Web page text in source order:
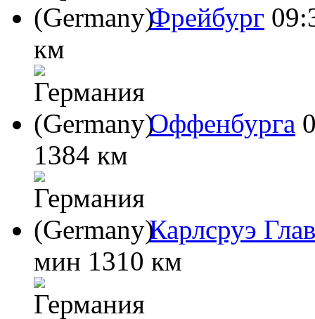
Фрейбург
км
Оффенбурга
1384 км
Карлсруэ
мин 1310 км